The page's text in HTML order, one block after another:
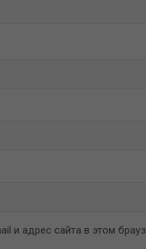
и адрес сайта в этом